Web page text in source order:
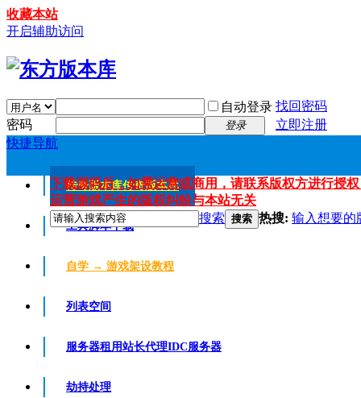
收藏本站
开启辅助访问
自动登录 找回密码
密码
登录
立即注册
快捷导航
传奇版本库传奇版本库
工具脚本下载
自学 → 游戏架设教程
列表空间
服务器租用站长代理IDC服务器
劫持处理
下载源码后，如需运营或商用，请联系版权方进行授
运营游戏产生的版权纠纷与本站无关
搜索 搜索 热搜: 输入想要的